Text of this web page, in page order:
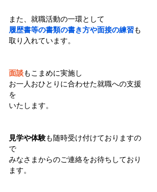
また、就職活動の一環として
履歴書等の書類の書き方や面接の練習も
取り入れています。
面談もこまめに実施し
お一人おひとりに合わせた就職への支援
を
いたします。
見学や体験も随時受け付けておりますの
で
みなさまからのご連絡をお待ちしており
ます。